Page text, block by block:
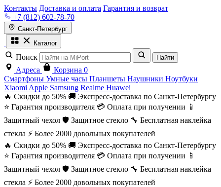
Контакты Доставка и оплата Гарантия и возврат
+7 (812) 602-78-70
Санкт-Петербург
Каталог
Поиск Найти
Адреса Корзина 0
Смартфоны Умные часы Планшеты Наушники Ноутбуки
Xiaomi Apple Samsung Realme Huawei
🔥 Скидки до 50% 🚚 Экспресс-доставка по Санкт-Петербургу
⭐ Гарантия производителя 💳 Оплата при получении 📱
Защитный чехол 🛡️ Защитное стекло 🔧 Бесплатная наклейка
стекла ⚡ Более 2000 довольных покупателей
🔥 Скидки до 50% 🚚 Экспресс-доставка по Санкт-Петербургу
⭐ Гарантия производителя 💳 Оплата при получении 📱
Защитный чехол 🛡️ Защитное стекло 🔧 Бесплатная наклейка
стекла ⚡ Более 2000 довольных покупателей